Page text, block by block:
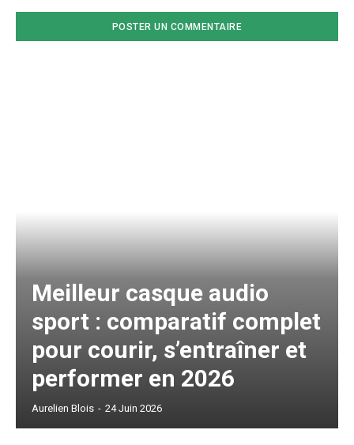
Meilleur casque audio
sport : comparatif complet
pour courir, s’entraîner et
performer en 2026
Aurelien Blois - 24 Juin 2026